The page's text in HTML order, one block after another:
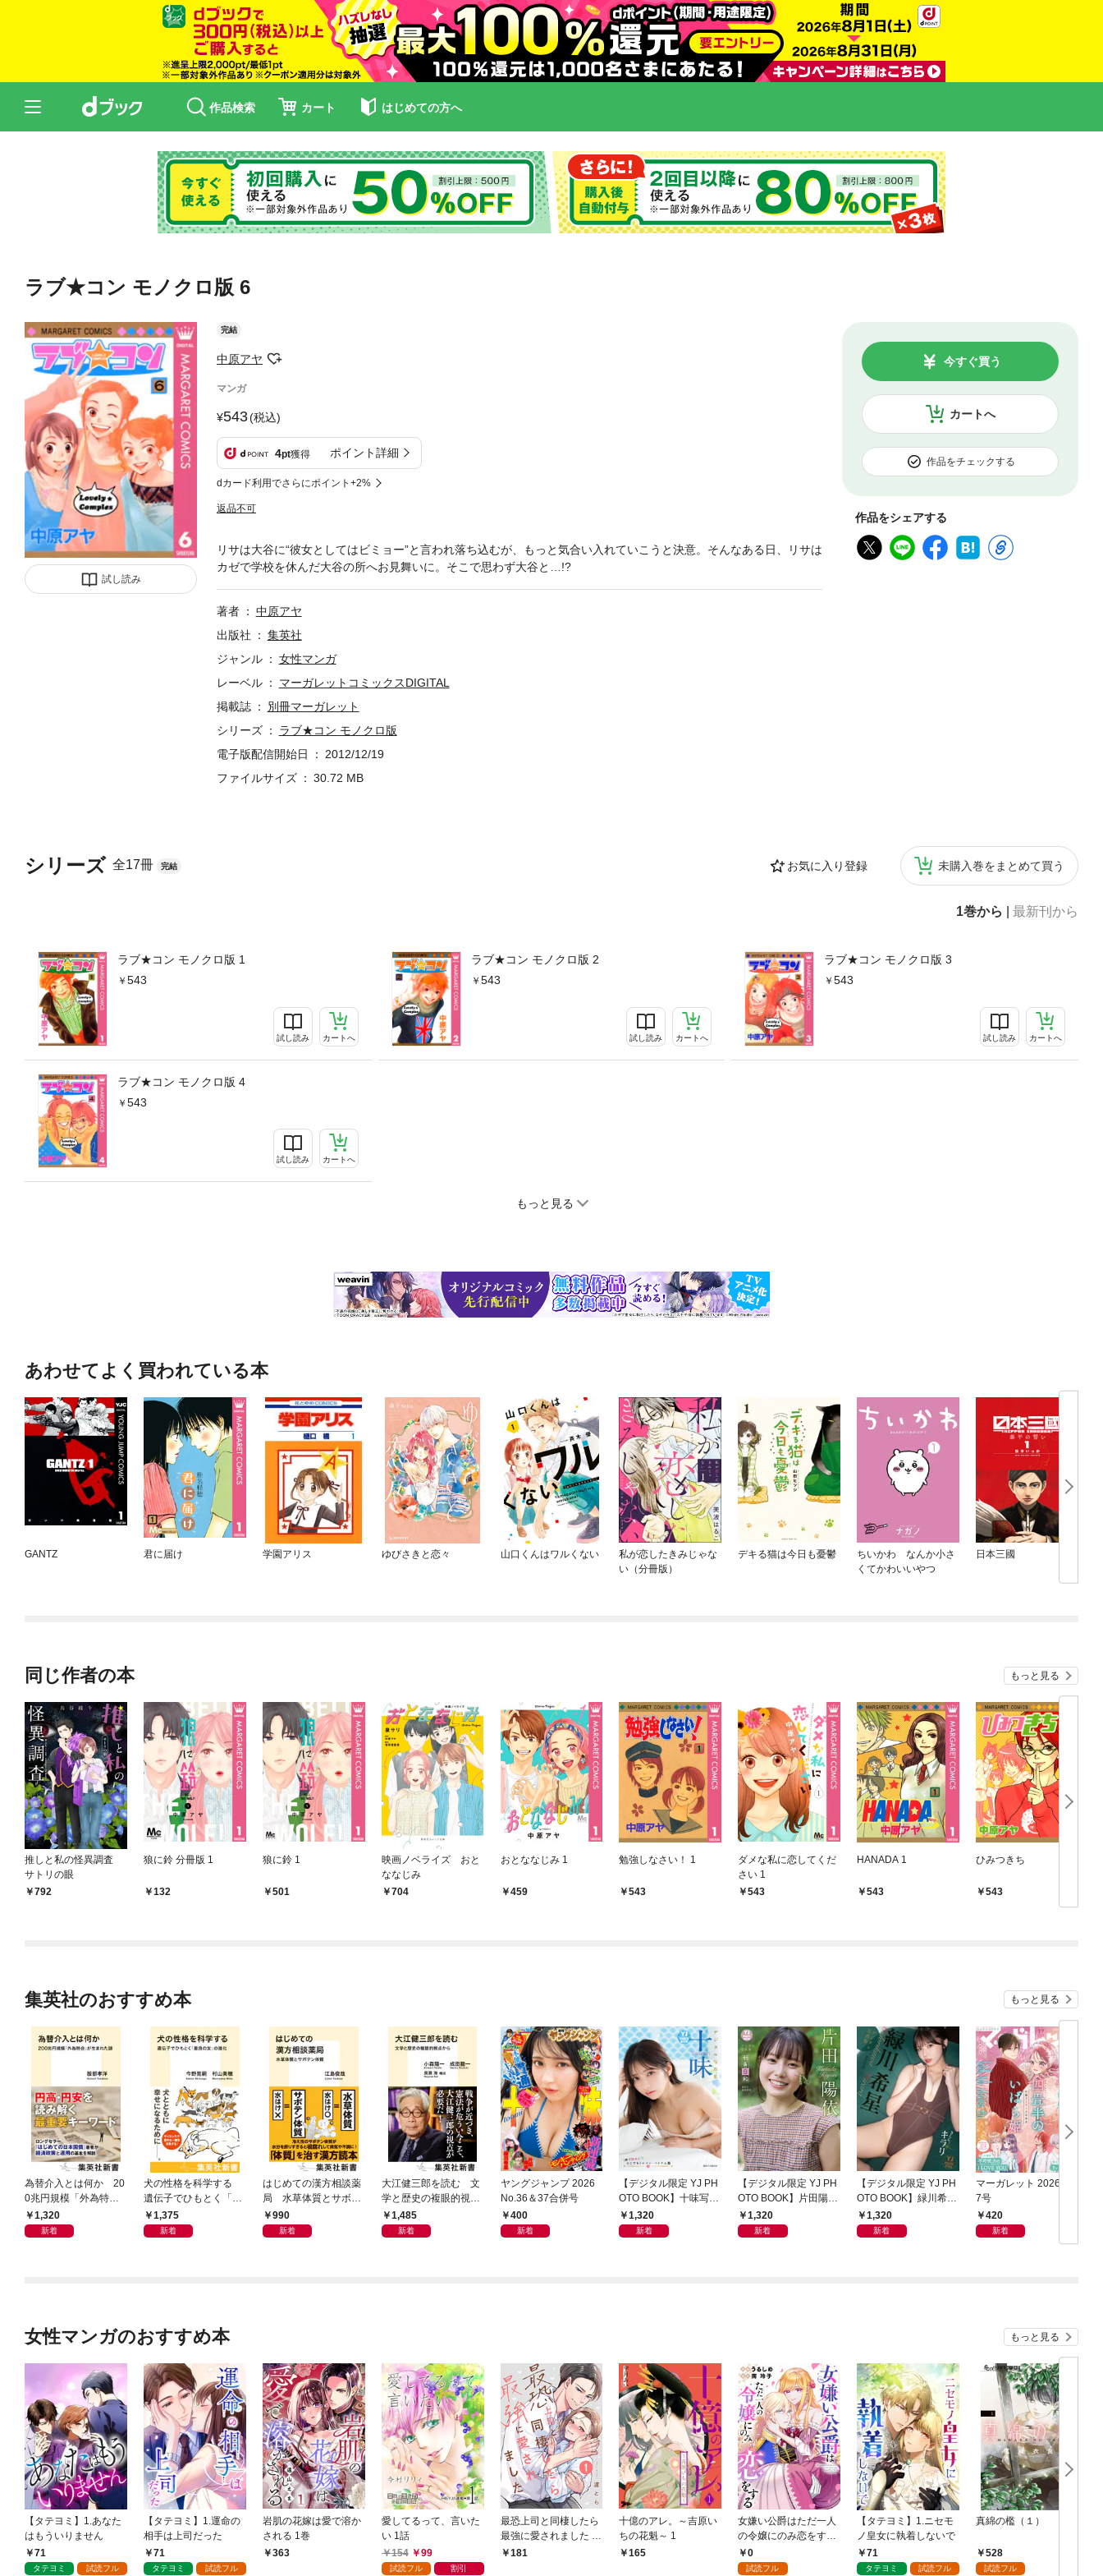
作品検索 カート はじめての方へ
ラブ★コン モノクロ版 6
試し読み
完結
中原アヤ
マンガ
543(税込)
4pt獲得 ポイント詳細
dカード利用でさらにポイント+2%
返品不可
カートへ
今すぐ買う
作品をチェックする
作品をシェアする
シリーズ 全17冊 完結 お気に入り登録 未購入巻をまとめて買う
1巻から 最新刊から
ラブ★コン モノクロ版 1
543
試し読み カートへ
ラブ★コン モノクロ版 2
543
試し読み カートへ
ラブ★コン モノクロ版 3
543
試し読み カートへ
ラブ★コン モノクロ版 4
543
試し読み カートへ
もっと見る
リサは大谷に“彼女としてはビミョー”と言われ落ち込むが、もっと気合い入れていこうと決意。そんなある日、リサは
カゼで学校を休んだ大谷の所へお見舞いに。そこで思わず大谷と…!?
著者
中原アヤ
出版社
集英社
ジャンル
女性マンガ
レーベル
マーガレットコミックスDIGITAL
掲載誌
別冊マーガレット
シリーズ
ラブ★コン モノクロ版
電子版配信開始日
2012/12/19
ファイルサイズ
30.72 MB
あわせてよく買われている本
GANTZ 君に届け 学園アリス ゆびさきと恋々 山口くんはワルくない
私が恋したきみじゃな
い（分冊版）
デキる猫は今日も憂鬱
ちいかわ なんか小さ
くてかわいいやつ
日本三國
同じ作者の本 もっと見る
推しと私の怪異調査
サトリの眼
792
狼に鈴 分冊版 1
132
狼に鈴 1
501
映画ノベライズ おと
ななじみ
704
おとななじみ 1
459
勉強しなさい！ 1
543
ダメな私に恋してくだ
さい 1
543
HANADA 1
543
ひみつきち
543
集英社のおすすめ本 もっと見る
為替介入とは何か 20
0兆円規模「外為特
会」が生まれた謎
1,320
新着
犬の性格を科学する
遺伝子でひもとく「最
良の友」の進化
1,375
新着
はじめての漢方相談薬
局 水草体質とサボテ
ン体質
990
新着
大江健三郎を読む 文
学と歴史の複眼的視点
から1,485
新着
ヤングジャンプ 2026
No.36＆37合併号
400
新着
【デジタル限定 YJ PH
OTO BOOK】十味写真
集「続・『ぽみ』！？
どこでもトレイン・ベ
1,320
新着
【デジタル限定 YJ PH
OTO BOOK】片田陽依
写真集「羽色日和」
1,320
新着
【デジタル限定 YJ PH
OTO BOOK】緑川希星
写真集「きらら、キラ
リ」
1,320
新着
マーガレット 2026年1
7号
420
新着
女性マンガのおすすめ本 もっと見る
【タテヨミ】1.あなた
はもういりません
71
タテヨミ 試読フル
【タテヨミ】1.運命の
相手は上司だった
71
タテヨミ 試読フル
岩肌の花嫁は愛で溶か
される 1巻
363
愛してるって、言いた
い 1話
154
99
試読フル 割引
最恐上司と同棲したら
最強に愛されました 1
巻181
十億のアレ。～吉原い
ちの花魁～ 1
165
女嫌い公爵はただ一人
の令嬢にのみ恋をする
（分冊版）第１話
0
試読フル
【タテヨミ】1.ニセモ
ノ皇女に執着しないで
71
タテヨミ 試読フル
真綿の檻（１）
528
試読フル